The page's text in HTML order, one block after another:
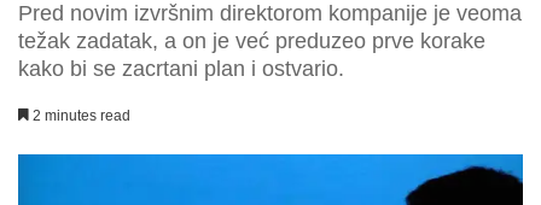
Pred novim izvršnim direktorom kompanije je veoma
težak zadatak, a on je već preduzeo prve korake
kako bi se zacrtani plan i ostvario.
2 minutes read